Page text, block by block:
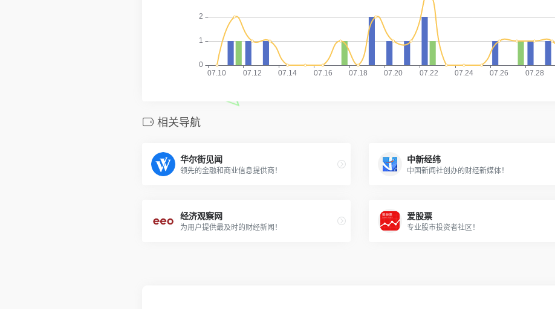
相关导航
华尔街见闻
领先的金融和商业信息提供商！
中新经纬
中国新闻社创办的财经新媒体！
经济观察网
为用户提供最及时的财经新闻！
爱股票
专业股市投资者社区！